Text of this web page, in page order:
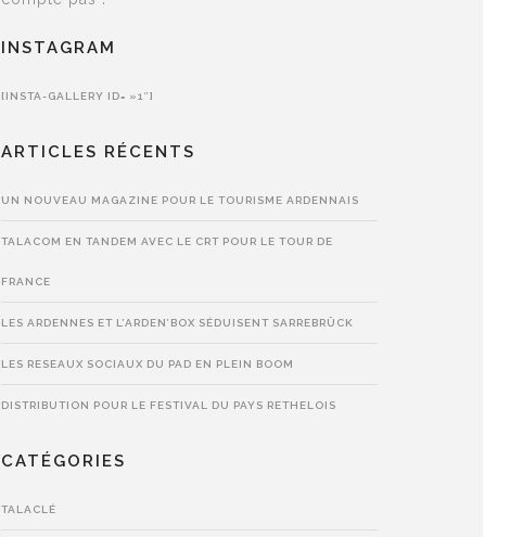
INSTAGRAM
[INSTA-GALLERY ID= »1″]
ARTICLES RÉCENTS
UN NOUVEAU MAGAZINE POUR LE TOURISME ARDENNAIS
TALACOM EN TANDEM AVEC LE CRT POUR LE TOUR DE
FRANCE
LES ARDENNES ET L’ARDEN’BOX SÉDUISENT SARREBRÜCK
LES RESEAUX SOCIAUX DU PAD EN PLEIN BOOM
DISTRIBUTION POUR LE FESTIVAL DU PAYS RETHELOIS
CATÉGORIES
TALACLÉ